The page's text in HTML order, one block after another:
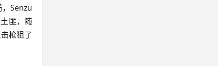
Senzu
匪，随
枪狙了